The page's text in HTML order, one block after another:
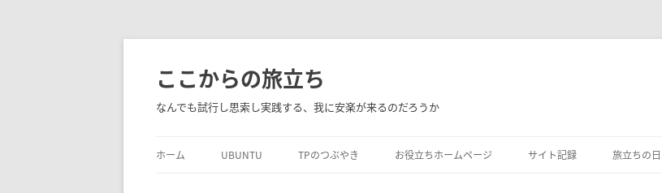
ン
テ
ン
へ
ス
ここからの旅立ち
なんでも試行し思索し実践する、我に安楽が来るのだろうか
ホーム UBUNTU TPのつぶやき お役立ちホームページ サイト記録 旅立ちの日